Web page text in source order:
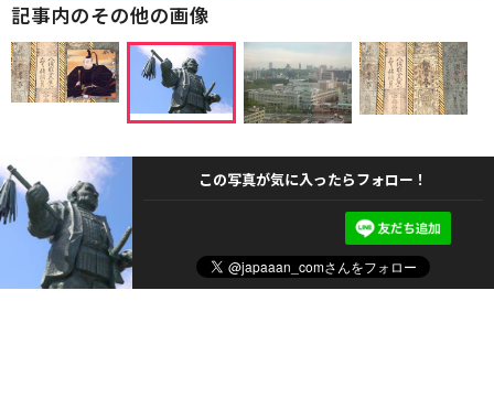
記事内のその他の画像
この写真が気に入ったらフォロー！